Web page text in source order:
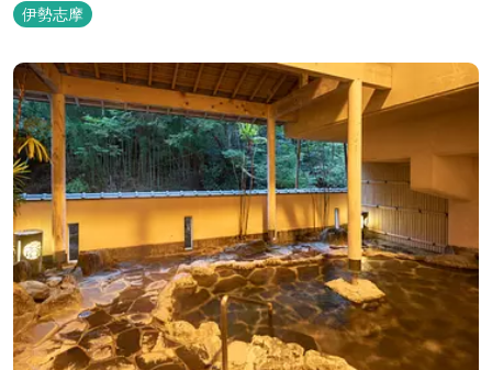
た様々なプランがございます。
伊勢志摩